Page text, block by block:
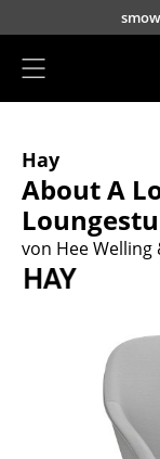
Direkt zum
Sitzmöbel
Sofas
Loungesessel
Freischwinger
Hay
About A
von Hee Welling